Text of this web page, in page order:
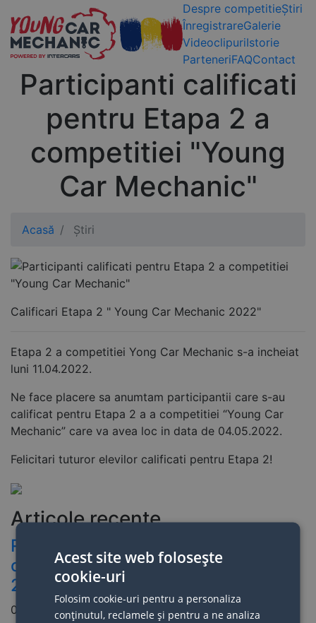
Despre competitieȘtiri
ÎnregistrareGalerie
VideoclipuriIstorie
ParteneriFAQContact
Participanti calificati
pentru Etapa 2 a
competitiei "Young
Car Mechanic"
Acasă Știri
Calificari Etapa 2 " Young Car Mechanic 2022"
Etapa 2 a competitiei Yong Car Mechanic s-a incheiat
luni 11.04.2022.
Ne face placere sa anumtam participantii care s-au
calificat pentru Etapa 2 a a competitiei “Young Car
Mechanic” care va avea loc in data de 04.05.2022.
Felicitari tuturor elevilor calificati pentru Etapa 2!
Articole recente
Rezultatele calificarilor la finala
competitiei Young Car Mechanic
2026
02. 04. 2026
Acest site web folosește
cookie-uri
Folosim cookie-uri pentru a personaliza
conținutul, reclamele și pentru a ne analiza